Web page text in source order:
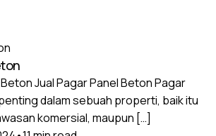
Jual Pagar Panel Beton Pagar
dalam sebuah properti, baik itu
komersial, maupun […]